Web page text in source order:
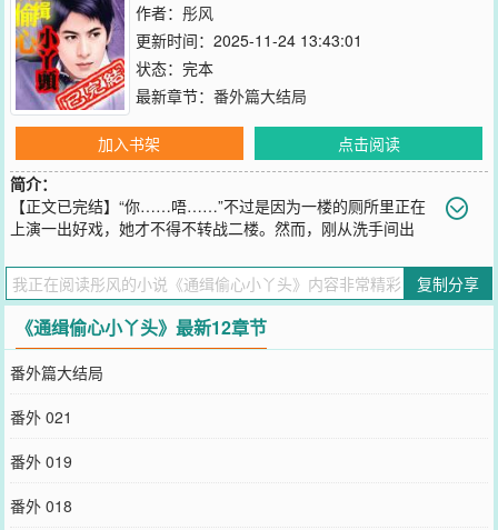
作者： 彤风
更新时间：2025-11-24 13:43:01
状态：完本
最新章节： 番外篇大结局
加入书架
点击阅读
简介：
【正文已完结】“你……唔……”不过是因为一楼的厕所里正在
上演一出好戏，她才不得不转战二楼。然而，刚从洗手间出
大的俊颜之时，所有反抗的动作瞬间全盘瓦解，心甘情愿地随之
**……再次相遇，她身怀六甲，事业稳步攀升。他英俊多金，身边美
女环绕。他霸道地说道：“女人，你以为，是那么容易随随便便说跑就
跑的吗？”（此文背景架空，亲们不要对号入
您要是觉得《
博微信里的朋友推荐哦！
复制分享
《通缉偷心小丫头》最新12章节
番外篇大结局
番外 021
番外 019
番外 018